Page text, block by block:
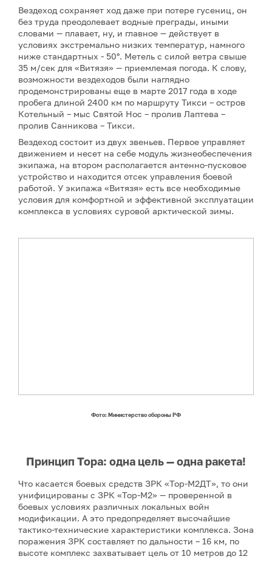
Вездеход сохраняет ход даже при потере гусениц, он
без труда преодолевает водные преграды, иными
словами — плавает, ну, и главное — действует в
условиях экстремально низких температур, намного
ниже стандартных - 50°. Метель с силой ветра свыше
35 м/сек для «Витязя» — приемлемая погода. К слову,
возможности вездеходов были наглядно
продемонстрированы еще в марте 2017 года в ходе
пробега длиной 2400 км по маршруту Тикси – остров
Котельный – мыс Святой Нос – пролив Лаптева –
пролив Санникова – Тикси.
Вездеход состоит из двух звеньев. Первое управляет
движением и несет на себе модуль жизнеобеспечения
экипажа, на втором располагается антенно-пусковое
устройство и находится отсек управления боевой
работой. У экипажа «Витязя» есть все необходимые
условия для комфортной и эффективной эксплуатации
комплекса в условиях суровой арктической зимы.
Фото: Министерство обороны РФ
Принцип Тора: одна цель — одна ракета!
Что касается боевых средств ЗРК «Тор-М2ДТ», то они
унифицированы с ЗРК «Тор-М2» — проверенной в
боевых условиях различных локальных войн
модификации. А это предопределяет высочайшие
тактико-технические характеристики комплекса. Зона
поражения ЗРК составляет по дальности – 16 км, по
высоте комплекс захватывает цель от 10 метров до 12